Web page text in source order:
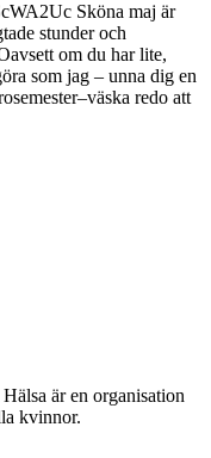
Sköna maj är
stunder och
om du har lite,
som jag – unna dig en
redo att
är en organisation
kvinnor.